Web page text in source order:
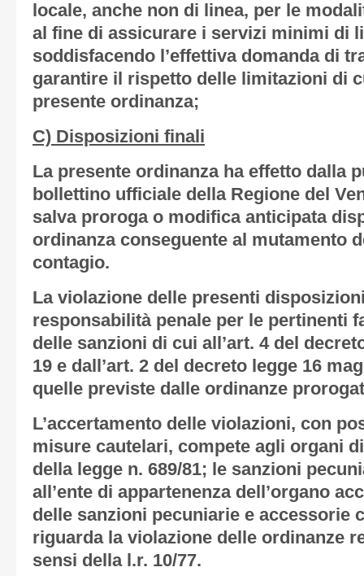
locale, anche non di linea, per le
al fine di assicurare i servizi minimi di
soddisfacendo l’effettiva domanda di
garantire il rispetto delle limitazioni di
presente ordinanza;
C) Disposizioni finali
La presente ordinanza ha effetto dalla
bollettino ufficiale della Regione del
salva proroga o modifica anticipata
ordinanza conseguente al mutamento
contagio.
La violazione delle presenti
responsabilità penale per le pertinenti
delle sanzioni di cui all’art. 4 del
19 e dall’art. 2 del decreto legge 16
quelle previste dalle ordinanze
L’accertamento delle violazioni, con
misure cautelari, compete agli organi
della legge n. 689/81; le sanzioni
all’ente di appartenenza dell’organo
delle sanzioni pecuniarie e accessorie
riguarda la violazione delle ordinanze
sensi della l.r. 10/77.